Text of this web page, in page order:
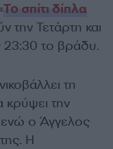
Το σπίτι δίπλα
την Τετάρτη και
23:30 το βράδυ.
τη
την
ο Άγγελος
Η